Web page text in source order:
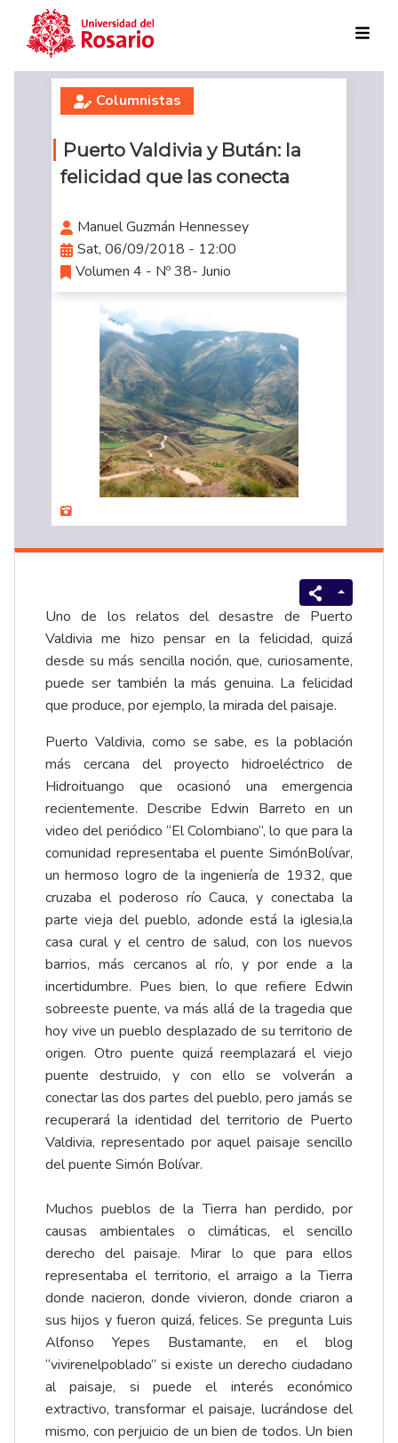
Skip to main content
Columnistas
Puerto Valdivia y Bután: la
felicidad que las conecta
Manuel Guzmán Hennessey
Sat, 06/09/2018 - 12:00
Volumen 4 - Nº 38- Junio
Uno de los relatos del desastre de Puerto
Valdivia me hizo pensar en la felicidad, quizá
desde su más sencilla noción, que, curiosamente,
puede ser también la más genuina. La felicidad
que produce, por ejemplo, la mirada del paisaje.
Puerto Valdivia, como se sabe, es la población
más cercana del proyecto hidroeléctrico de
Hidroituango que ocasionó una emergencia
recientemente. Describe Edwin Barreto en un
video del periódico “El Colombiano”, lo que para la
comunidad representaba el puente SimónBolívar,
un hermoso logro de la ingeniería de 1932, que
cruzaba el poderoso río Cauca, y conectaba la
parte vieja del pueblo, adonde está la iglesia,la
casa cural y el centro de salud, con los nuevos
barrios, más cercanos al río, y por ende a la
incertidumbre. Pues bien, lo que refiere Edwin
sobreeste puente, va más allá de la tragedia que
hoy vive un pueblo desplazado de su territorio de
origen. Otro puente quizá reemplazará el viejo
puente destruido, y con ello se volverán a
conectar las dos partes del pueblo, pero jamás se
recuperará la identidad del territorio de Puerto
Valdivia, representado por aquel paisaje sencillo
del puente Simón Bolívar.
Muchos pueblos de la Tierra han perdido, por
causas ambientales o climáticas, el sencillo
derecho del paisaje. Mirar lo que para ellos
representaba el territorio, el arraigo a la Tierra
donde nacieron, donde vivieron, donde criaron a
sus hijos y fueron quizá, felices. Se pregunta Luis
Alfonso Yepes Bustamante, en el blog
“vivirenelpoblado” si existe un derecho ciudadano
al paisaje, si puede el interés económico
extractivo, transformar el paisaje, lucrándose del
mismo, con perjuicio de un bien de todos. Un bien